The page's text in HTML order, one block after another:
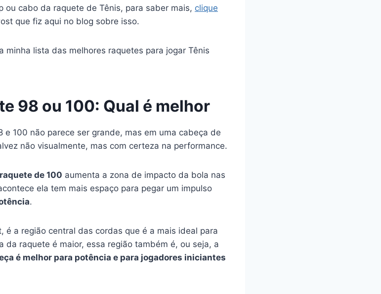
ou cabo da raquete de Tênis, para saber mais, clique
que fiz aqui no blog sobre isso.
minha lista das melhores raquetes para jogar Tênis
98 ou 100: Qual é melhor
100 não parece ser grande, mas em uma cabeça de
não visualmente, mas com certeza na performance.
raquete de 100 aumenta a zona de impacto da bola nas
ela tem mais espaço para pegar um impulso
.
é a região central das cordas que é a mais ideal para
da raquete é maior, essa região também é, ou seja, a
é melhor para potência e para jogadores iniciantes